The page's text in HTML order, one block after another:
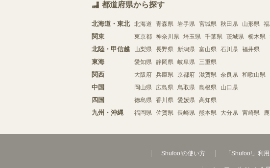
都道府県から探す
北海道・東北 北海道 青森県 岩手県 宮城県 秋田県 山形県
関東 東京都 神奈川県 埼玉県 千葉県 茨城県 栃木県
北陸・甲信越 山梨県 長野県 新潟県 富山県 石川県 福井県
東海 愛知県 静岡県 岐阜県 三重県
関西 大阪府 兵庫県 京都府 滋賀県 奈良県 和歌山県
中国 岡山県 広島県 鳥取県 島根県 山口県
四国 徳島県 香川県 愛媛県 高知県
九州・沖縄 福岡県 佐賀県 長崎県 熊本県 大分県 宮崎県
Shufoo!の使い方 「Shufoo!」利